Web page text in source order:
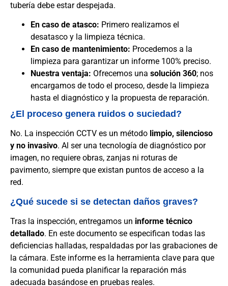
tubería debe estar despejada.
En caso de atasco: Primero realizamos el
desatasco y la limpieza técnica.
En caso de mantenimiento: Procedemos a la
limpieza para garantizar un informe 100% preciso.
Nuestra ventaja: Ofrecemos una solución 360; nos
encargamos de todo el proceso, desde la limpieza
hasta el diagnóstico y la propuesta de reparación.
¿El proceso genera ruidos o suciedad?
No. La inspección CCTV es un método limpio, silencioso
y no invasivo. Al ser una tecnología de diagnóstico por
imagen, no requiere obras, zanjas ni roturas de
pavimento, siempre que existan puntos de acceso a la
red.
¿Qué sucede si se detectan daños graves?
Tras la inspección, entregamos un informe técnico
detallado. En este documento se especifican todas las
deficiencias halladas, respaldadas por las grabaciones de
la cámara. Este informe es la herramienta clave para que
la comunidad pueda planificar la reparación más
adecuada basándose en pruebas reales.